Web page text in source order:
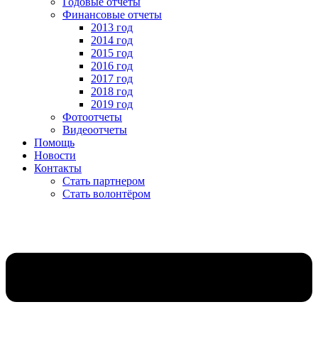
Финансовые отчеты
2013 год
2014 год
2015 год
2016 год
2017 год
2018 год
2019 год
Фотоотчеты
Видеоотчеты
Помощь
Новости
Контакты
Стать партнером
Стать волонтёром